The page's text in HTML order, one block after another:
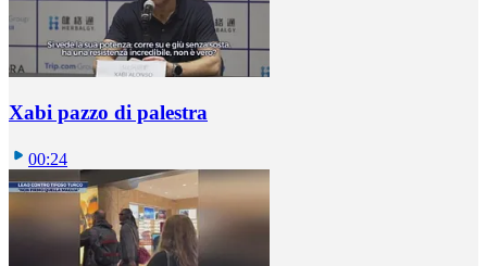
Xabi pazzo di palestra
00:24